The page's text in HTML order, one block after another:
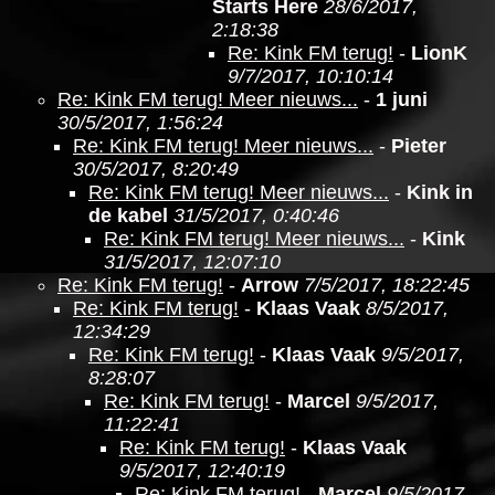
Starts Here 28/6/2017,
2:18:38
Re: Kink FM terug! - LionK
9/7/2017, 10:10:14
Re: Kink FM terug! Meer nieuws... - 1 juni
30/5/2017, 1:56:24
Re: Kink FM terug! Meer nieuws... - Pieter
30/5/2017, 8:20:49
Re: Kink FM terug! Meer nieuws... - Kink in
de kabel 31/5/2017, 0:40:46
Re: Kink FM terug! Meer nieuws... - Kink
31/5/2017, 12:07:10
Re: Kink FM terug! - Arrow 7/5/2017, 18:22:45
Re: Kink FM terug! - Klaas Vaak 8/5/2017,
12:34:29
Re: Kink FM terug! - Klaas Vaak 9/5/2017,
8:28:07
Re: Kink FM terug! - Marcel 9/5/2017,
11:22:41
Re: Kink FM terug! - Klaas Vaak
9/5/2017, 12:40:19